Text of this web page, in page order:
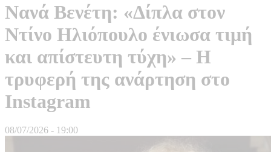
Νανά Βενέτη: «Δίπλα στον
Ντίνο Ηλιόπουλο ένιωσα τιμή
και απίστευτη τύχη» – Η
τρυφερή της ανάρτηση στο
Instagram
08/07/2026 - 19:00